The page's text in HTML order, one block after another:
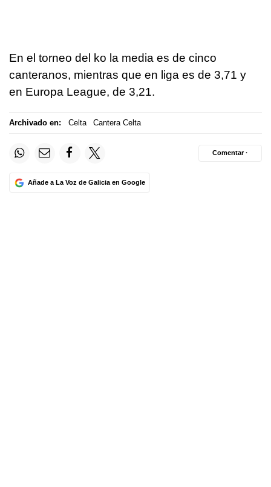
En el torneo del ko la media es de cinco
canteranos, mientras que en liga es de 3,71 y
en Europa League, de 3,21.
Archivado en: Celta Cantera Celta
Añade a La Voz de Galicia en Google
Comentar ·